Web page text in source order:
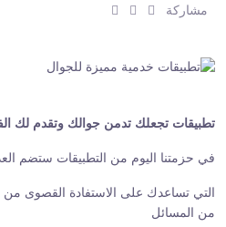
مشاركة
ك ك
ك
تطبيقات تجعلك تدمن جوالك وتقدم لك
في حزمتنا اليوم من التطبيقات ستضم
التي تساعدك على الاستفادة القصوى
من المسائل